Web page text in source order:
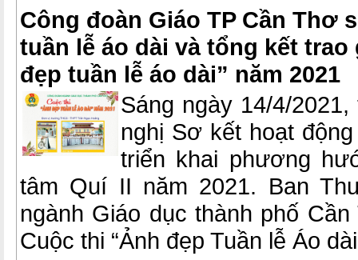
Công đoàn Giáo TP Cần Thơ
tuần lễ áo dài và tổng kết
đẹp tuần lễ áo dài” năm 2021
Sáng ngày 14/4/
nghị Sơ kết hoạt
triển khai phương
tâm Quí II năm 2021. Ban
ngành Giáo dục thành phố
Cuộc thi “Ảnh đẹp Tuần lễ Áo